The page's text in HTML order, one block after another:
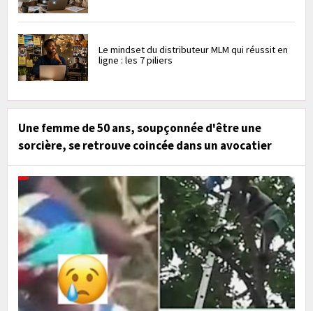
Le mindset du distributeur MLM qui réussit en
ligne : les 7 piliers
Une femme de 50 ans, soupçonnée d'être une
sorcière, se retrouve coincée dans un avocatier